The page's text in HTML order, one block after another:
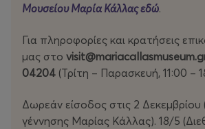
Μουσείου Μαρία Κάλλας εδώ.
Για πληροφορίες και κρατήσεις
μας στο visit@mariacallasmuseum
04204 (Τρίτη – Παρασκευή, 11:00 –
Δωρεάν είσοδος στις 2 Δεκεμβρίου
γέννησης Μαρίας Κάλλας). 18/5